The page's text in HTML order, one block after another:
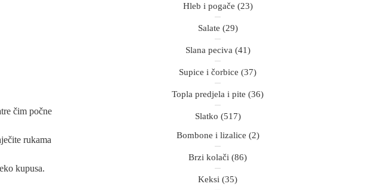
čim počne
rukama
kupusa.
Hleb i pogače (23)
Salate (29)
Slana peciva (41)
Supice i čorbice (37)
Topla predjela i pite (36)
Slatko (517)
Bombone i lizalice (2)
Brzi kolači (86)
Keksi (35)